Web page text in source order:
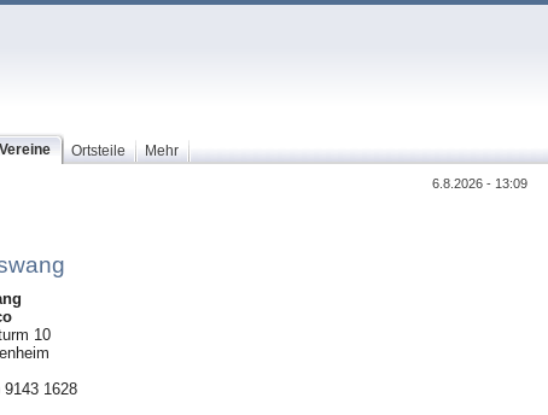
Vereine Ortsteile Mehr
6.8.2026 - 13:09
10
1628